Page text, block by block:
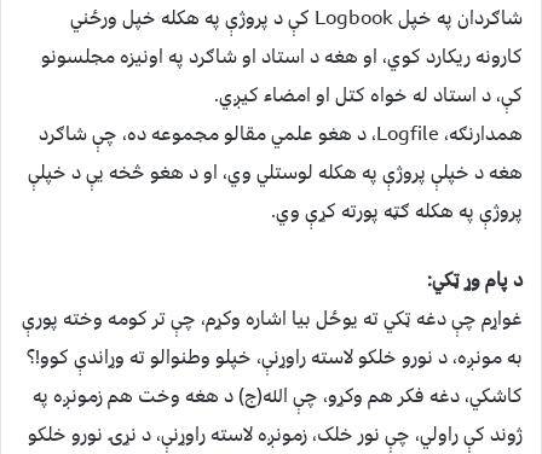
شاګردان په خپل Logbook کې د پروژې په هکله خپل ورځني
کارونه ریکارد کوي، او هغه د استاد او شاګرد په اونیزه مجلسونو
کې، د استاد له خواه کتل او امضاء کیږي.
همدارنګه، Logfile، د هغو علمي مقالو مجموعه ده، چې شاګرد
هغه د خپلې پروژې په هکله لوستلي وي، او د هغو څخه یې د خپلې
پروژې په هکله ګټه پورته کړې وي.
د پام وړ ټکي:
غواړم چې دغه ټکي ته یوځل بیا اشاره وکړم، چې تر کومه وخته پورې
به مونږه، د نورو خلکو لاسته راوړنې، خپلو وطنوالو ته وړاندې کوو!؟
کاشکي، دغه فکر هم وکړو، چې الله(ج) د هغه وخت هم زمونږه په
ژوند کې راولي، چې نور خلک، زمونږه لاسته راوړنې، د نړۍ نورو خلکو